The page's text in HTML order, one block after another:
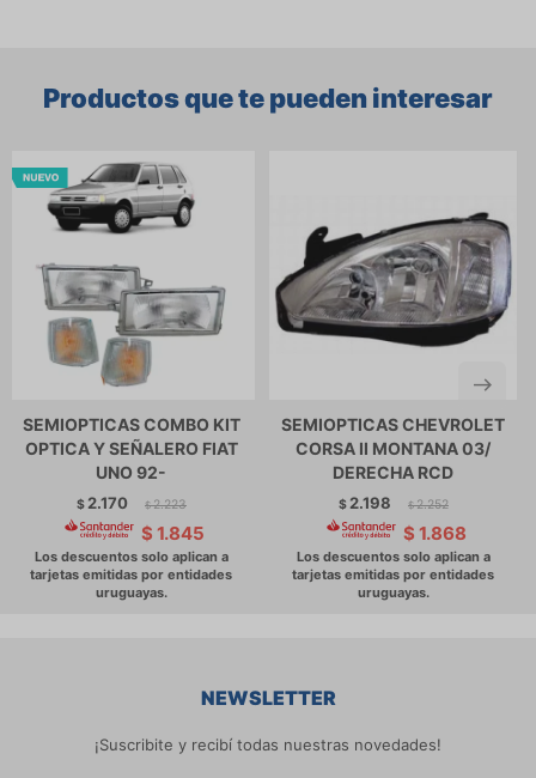
Productos que te pueden interesar
SEMIOPTICAS COMBO KIT
OPTICA Y SEÑALERO FIAT
UNO 92-
$ 2.170 $ 2.223
$ 1.845
SEMIOPTICAS CHEVROLET
CORSA II MONTANA 03/
DERECHA RCD
$ 2.198 $ 2.252
$ 1.868
NEWSLETTER
¡Suscribite y recibí todas nuestras novedades!